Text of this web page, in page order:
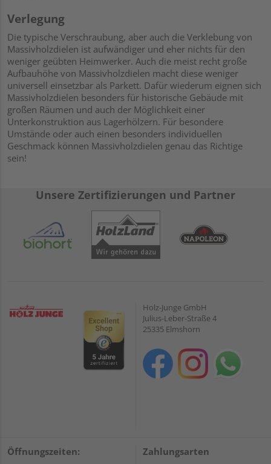
Verlegung
Die typische Verschraubung, aber auch die Verklebung von
Massivholzdielen ist aufwändiger und eher nichts für den
weniger geübten Heimwerker. Auch die meist recht große
Aufbauhöhe von Massivholzdielen macht diese weniger
universell einsetzbar als Parkett. Dafür wiederum eignen sich
Massivholzdielen besonders für historische Gebäude mit
großen Räumen und auch der Möglichkeit einer
Unterkonstruktion aus Lagerhölzern. Für besondere
Umstände oder auch einen besonders individuellen
Geschmack können Massivholzdielen genau das Richtige
sein!
Unsere Zertifizierungen und Partner
Holz-Junge GmbH
Julius-Leber-Straße 4
25335 Elmshorn
Öffnungszeiten: Zahlungsarten